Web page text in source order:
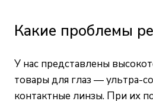
Какие проблемы
У нас представлены
товары для глаз — ультра-
контактные линзы. При их